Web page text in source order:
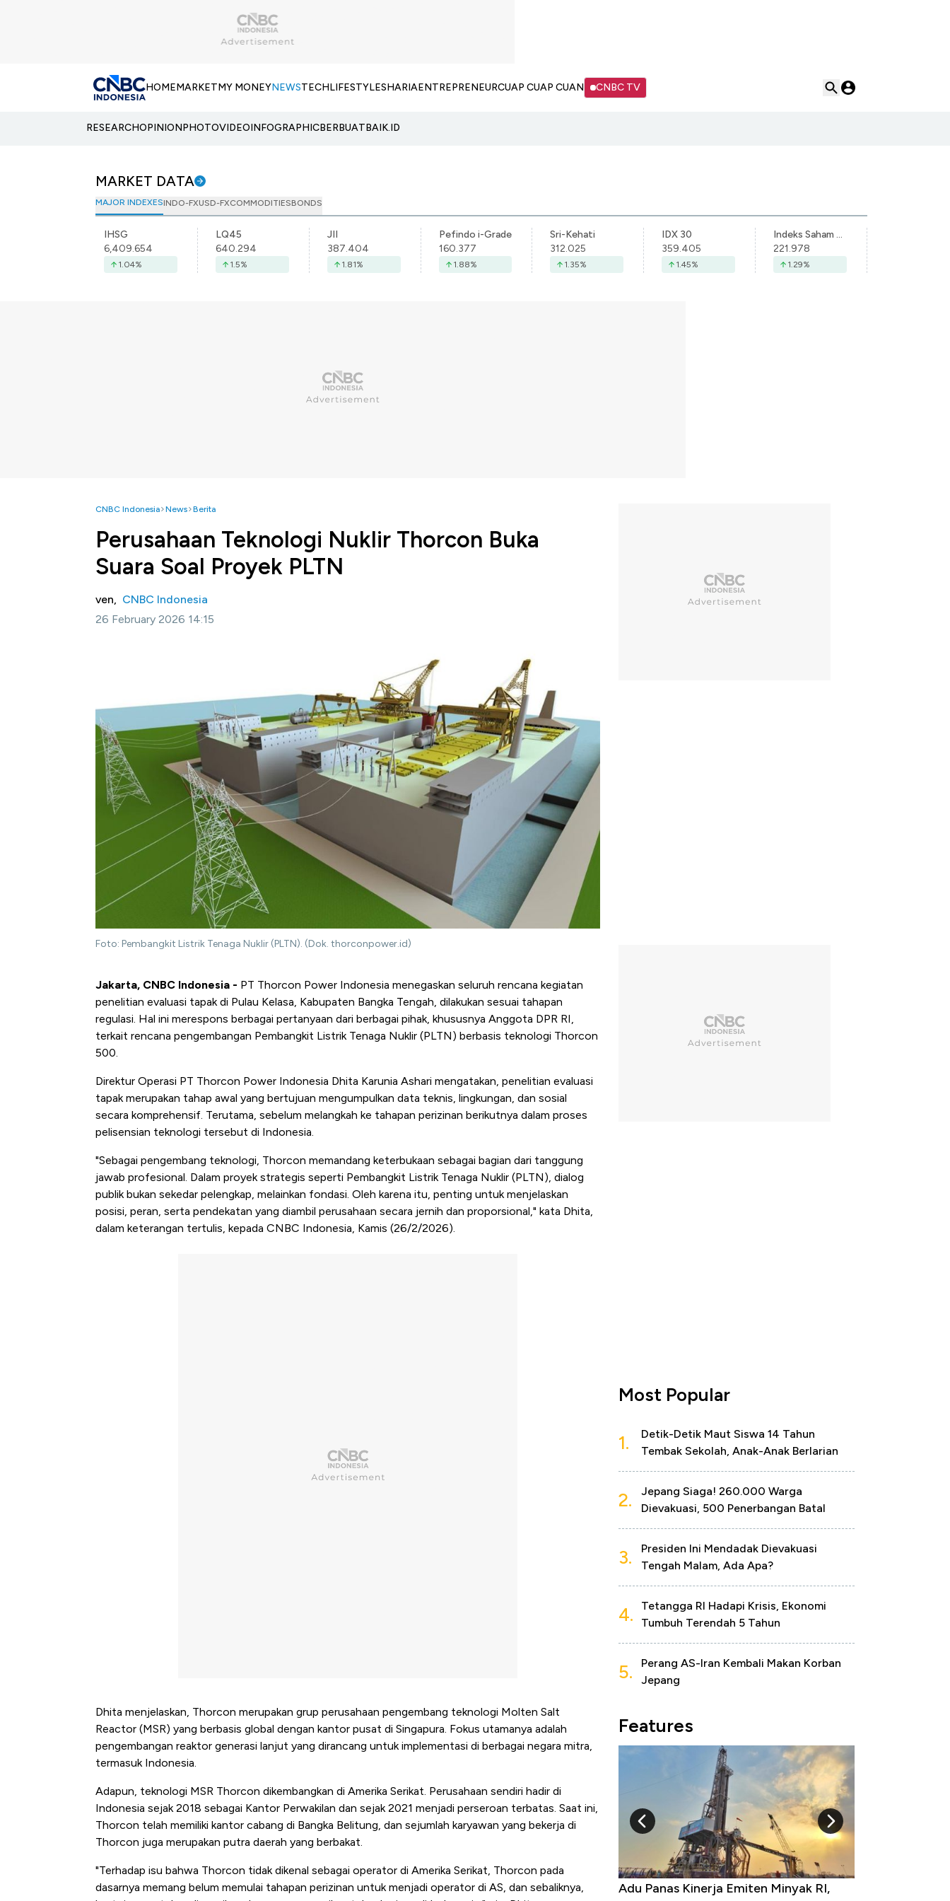
HOMEMARKETMY MONEYNEWSTECHLIFESTYLESHARIAENTREPRENEURCUAP CUAP CUAN CNBC TV
RESEARCHOPINIONPHOTOVIDEOINFOGRAPHICBERBUATBAIK.ID
MARKET DATA
MAJOR INDEXESINDO-FXUSD-FXCOMMODITIESBONDS
IHSG
6,409.654
1.04%
LQ45
640.294
1.5%
JII
387.404
1.81%
Pefindo i-Grade
160.377
1.88%
Sri-Kehati
312.025
1.35%
IDX 30
359.405
1.45%
Indeks Saham Syariah Indonesia
221.978
1.29%
CNBC Indonesia News Berita
Perusahaan Teknologi Nuklir Thorcon Buka
Suara Soal Proyek PLTN
ven, CNBC Indonesia
26 February 2026 14:15
Foto: Pembangkit Listrik Tenaga Nuklir (PLTN). (Dok. thorconpower.id)
Jakarta, CNBC Indonesia - PT Thorcon Power Indonesia menegaskan seluruh rencana kegiatan
penelitian evaluasi tapak di Pulau Kelasa, Kabupaten Bangka Tengah, dilakukan sesuai tahapan
regulasi. Hal ini merespons berbagai pertanyaan dari berbagai pihak, khususnya Anggota DPR RI,
terkait rencana pengembangan Pembangkit Listrik Tenaga Nuklir (PLTN) berbasis teknologi Thorcon
500.
Direktur Operasi PT Thorcon Power Indonesia Dhita Karunia Ashari mengatakan, penelitian evaluasi
tapak merupakan tahap awal yang bertujuan mengumpulkan data teknis, lingkungan, dan sosial
secara komprehensif. Terutama, sebelum melangkah ke tahapan perizinan berikutnya dalam proses
pelisensian teknologi tersebut di Indonesia.
"Sebagai pengembang teknologi, Thorcon memandang keterbukaan sebagai bagian dari tanggung
jawab profesional. Dalam proyek strategis seperti Pembangkit Listrik Tenaga Nuklir (PLTN), dialog
publik bukan sekedar pelengkap, melainkan fondasi. Oleh karena itu, penting untuk menjelaskan
posisi, peran, serta pendekatan yang diambil perusahaan secara jernih dan proporsional," kata Dhita,
dalam keterangan tertulis, kepada CNBC Indonesia, Kamis (26/2/2026).
Dhita menjelaskan, Thorcon merupakan grup perusahaan pengembang teknologi Molten Salt
Reactor (MSR) yang berbasis global dengan kantor pusat di Singapura. Fokus utamanya adalah
pengembangan reaktor generasi lanjut yang dirancang untuk implementasi di berbagai negara mitra,
termasuk Indonesia.
Adapun, teknologi MSR Thorcon dikembangkan di Amerika Serikat. Perusahaan sendiri hadir di
Indonesia sejak 2018 sebagai Kantor Perwakilan dan sejak 2021 menjadi perseroan terbatas. Saat ini,
Thorcon telah memiliki kantor cabang di Bangka Belitung, dan sejumlah karyawan yang bekerja di
Thorcon juga merupakan putra daerah yang berbakat.
"Terhadap isu bahwa Thorcon tidak dikenal sebagai operator di Amerika Serikat, Thorcon pada
dasarnya memang belum memulai tahapan perizinan untuk menjadi operator di AS, dan sebaliknya,
Most Popular
1.
Detik-Detik Maut Siswa 14 Tahun
Tembak Sekolah, Anak-Anak Berlarian
2.
Jepang Siaga! 260.000 Warga
Dievakuasi, 500 Penerbangan Batal
3.
Presiden Ini Mendadak Dievakuasi
Tengah Malam, Ada Apa?
4.
Tetangga RI Hadapi Krisis, Ekonomi
Tumbuh Terendah 5 Tahun
5.
Perang AS-Iran Kembali Makan Korban
Jepang
Features
Kongo Tutup Keran Ekspor, Harga
Adu Panas Kinerja Emiten Minyak RI,
10 Provinsi dengan Tingkat